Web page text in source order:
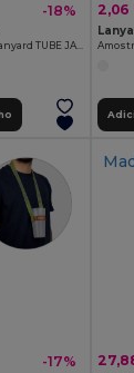
-18%
Amostra impressa de Lanyard TUBE JACQUARD Long (Ø 7 mm)
2,06
-17%